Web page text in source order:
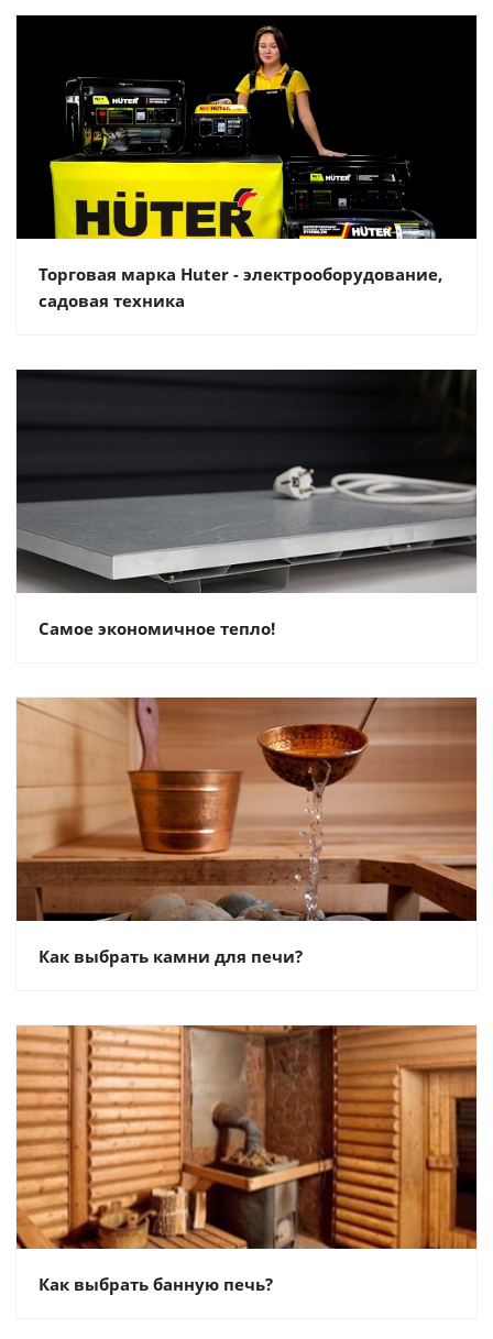
Торговая марка Huter - электрооборудование,
садовая техника
Самое экономичное тепло!
Как выбрать камни для печи?
Как выбрать банную печь?